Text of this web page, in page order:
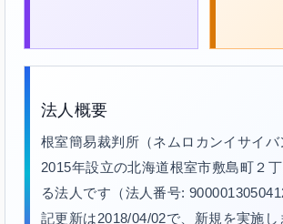
法人概要
根室簡易裁判所（ネムロカンイサイバ
2015年設立の北海道根室市敷島町２
る法人です（法人番号:
記更新は2018/04/02で、新規を実施し